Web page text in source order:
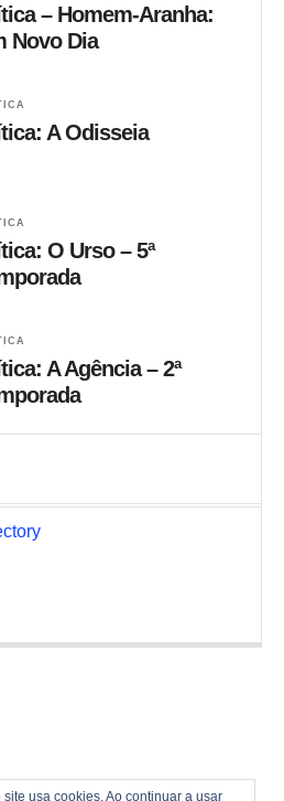
usa cookies. Ao continuar a usar
– Homem-Aranha:
Novo Dia
A Odisseia
O Urso – 5ª
A Agência – 2ª